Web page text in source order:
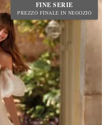
FINE SERIE
PREZZO FINALE IN NEGOZIO